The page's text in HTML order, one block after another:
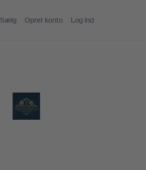
Sælg Opret konto Log ind